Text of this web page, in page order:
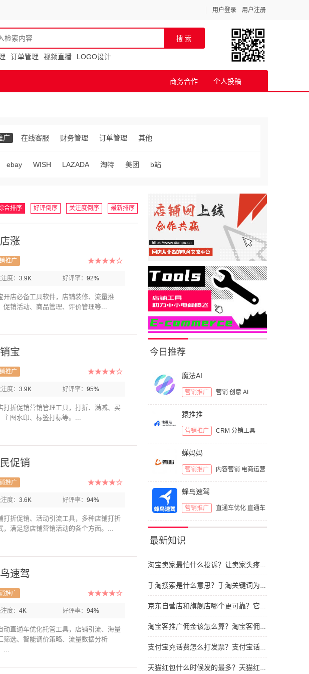
用户登录 用户注册
订单管理 视频直播 LOGO设计
商务合作 个人投稿
广 在线客服 财务管理 订单管理 其他
ebay WISH LAZADA 淘特 美团 b站
合排序 好评倒序 关注度倒序 最新排序
涨
推广
度： 3.9K 好评率： 92%
开店必备工具软件，店铺装修、流量推
促销活动、商品管理、评价管理等...
宝
推广
度： 3.9K 好评率： 95%
打折促销营销管理工具，打折、满减、买
主图水印、标签打标等。...
促销
推广
度： 3.6K 好评率： 94%
打折促销、活动引流工具，多种店铺打折
，满足您店铺营销活动的各个方面。...
速驾
推广
度： 4K 好评率： 94%
动直通车优化托管工具，店铺引流、海量
筛选、智能调价策略、流量数据分析
...
今日推荐
魔法AI
营销推广 营销 创意 AI
猿推推
营销推广 CRM 分销工具
蝉妈妈
营销推广 内容营销 电商运营
蜂鸟速驾
营销推广 直通车优化 直通车
最新知识
淘宝卖家最怕什么投诉？让卖家头疼的投诉类型
手淘搜索是什么意思？手淘关键词为什么与网站不同
京东自营店和旗舰店哪个更可靠？它们之间区别有哪些
淘宝客推广佣金该怎么算？淘宝客佣金的计算依据
支付宝充话费怎么打发票？支付宝话费发票如何开具
天猫红包什么时候发的最多？天猫红包要怎么抢呢